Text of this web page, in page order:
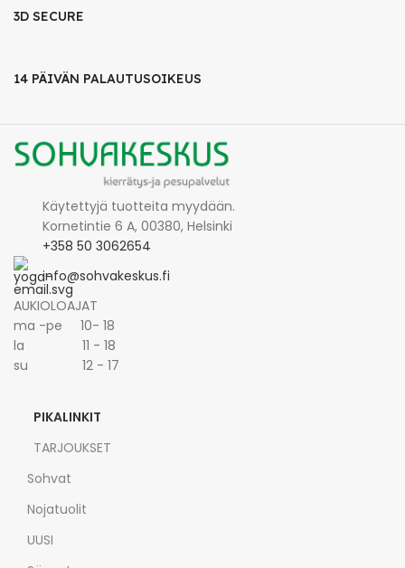
3D SECURE
14 PÄIVÄN PALAUTUSOIKEUS
Käytettyjä tuotteita myydään.
Kornetintie 6 A, 00380, Helsinki
+358 50 3062654
info@sohvakeskus.fi
AUKIOLOAJAT
ma -pe 10- 18
la 11 - 18
su 12 - 17
PIKALINKIT
TARJOUKSET
Sohvat
Nojatuolit
UUSI